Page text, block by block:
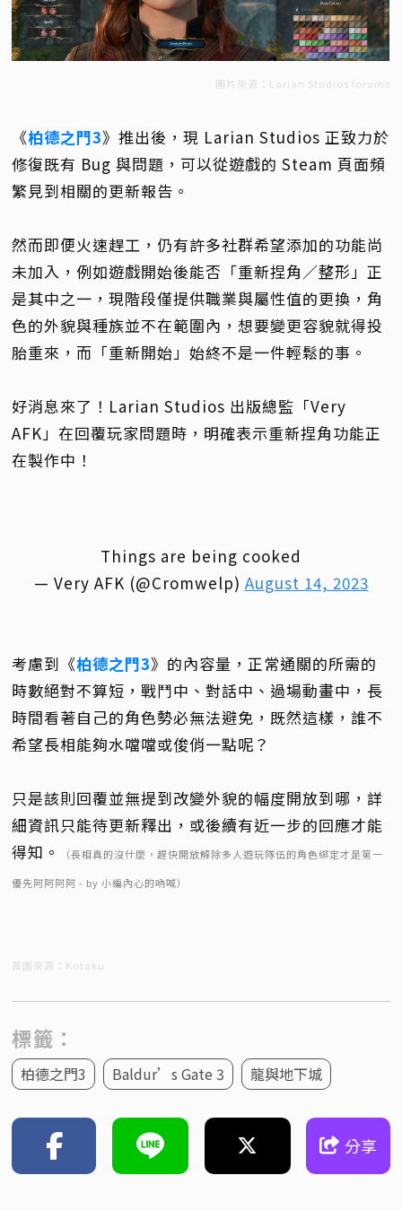
圖片來源：Larian Studios forums
《柏德之門3》推出後，現 Larian Studios 正致力於
修復既有 Bug 與問題，可以從遊戲的 Steam 頁面頻
繁見到相關的更新報告。
然而即便火速趕工，仍有許多社群希望添加的功能尚
未加入，例如遊戲開始後能否「重新捏角／整形」正
是其中之一，現階段僅提供職業與屬性值的更換，角
色的外貌與種族並不在範圍內，想要變更容貌就得投
胎重來，而「重新開始」始終不是一件輕鬆的事。
好消息來了！Larian Studios 出版總監「Very
AFK」在回覆玩家問題時，明確表示重新捏角功能正
在製作中！
Things are being cooked
— Very AFK (@Cromwelp) August 14, 2023
考慮到《柏德之門3》的內容量，正常通關的所需的
時數絕對不算短，戰鬥中、對話中、過場動畫中，長
時間看著自己的角色勢必無法避免，既然這樣，誰不
希望長相能夠水噹噹或俊俏一點呢？
只是該則回覆並無提到改變外貌的幅度開放到哪，詳
細資訊只能待更新釋出，或後續有近一步的回應才能
得知。
（長相真的沒什麼，趕快開放解除多人遊玩隊伍的角色綁定才是第一
優先阿阿阿阿 - by 小編內心的吶喊）
首圖來源：Kotaku
標籤：
柏德之門3 Baldur’s Gate 3 龍與地下城
分享